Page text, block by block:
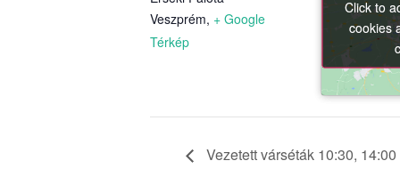
Veszprém, + Google
Térkép
Click to
cookies
Click to
cookies
Vezetett várséták 10:30,